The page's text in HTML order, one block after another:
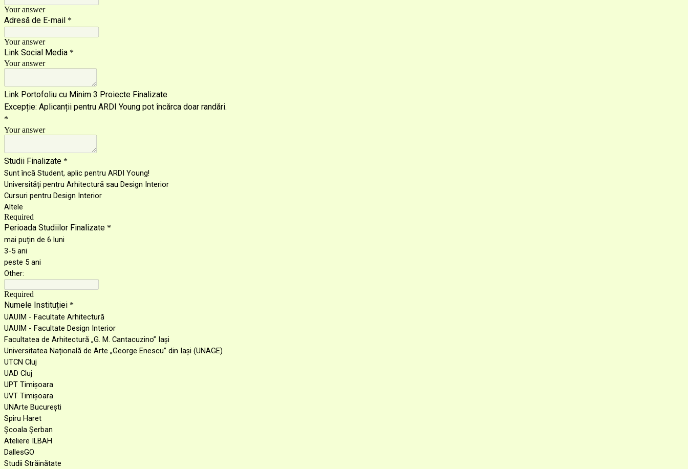
Your answer
Adresă de E-mail *
Your answer
Link Social Media *
Your answer
Link Portofoliu cu Minim 3 Proiecte Finalizate
Excepție: Aplicanții pentru ARDI Young pot încărca doar randări.
*
Your answer
Studii Finalizate *
Sunt încă Student, aplic pentru ARDI Young!
Universități pentru Arhitectură sau Design Interior
Cursuri pentru Design Interior
Altele
Required
Perioada Studiilor Finalizate *
mai puțin de 6 luni
3-5 ani
peste 5 ani
Other:
Required
Numele Instituției *
UAUIM - Facultate Arhitectură
UAUIM - Facultate Design Interior
Facultatea de Arhitectură „G. M. Cantacuzino” Iași
Universitatea Națională de Arte „George Enescu” din Iași (UNAGE)
UTCN Cluj
UAD Cluj
UPT Timișoara
UVT Timișoara
UNArte București
Spiru Haret
Școala Șerban
Ateliere ILBAH
DallesGO
Studii Străinătate